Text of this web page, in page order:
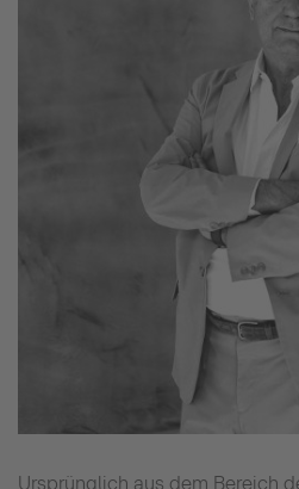
Ursprünglich aus dem Bereich